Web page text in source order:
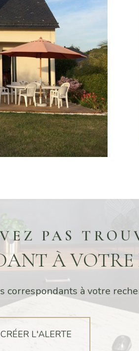
PAS
À VOTRE
correspondants à votre
CRÉER L'ALERTE